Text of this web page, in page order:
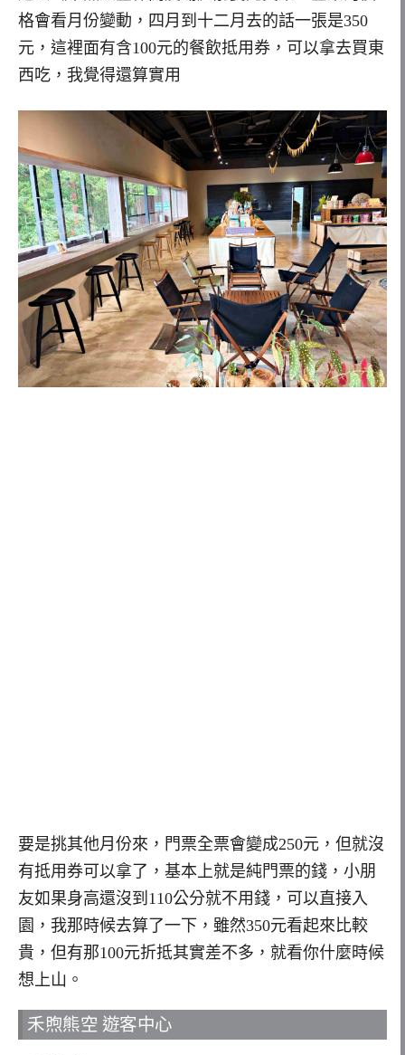
格會看月份變動，四月到十二月去的話一張是350
元，這裡面有含100元的餐飲抵用券，可以拿去買東
西吃，我覺得還算實用
要是挑其他月份來，門票全票會變成250元，但就沒
有抵用券可以拿了，基本上就是純門票的錢，小朋
友如果身高還沒到110公分就不用錢，可以直接入
園，我那時候去算了一下，雖然350元看起來比較
貴，但有那100元折抵其實差不多，就看你什麼時候
想上山。
禾煦熊空 遊客中心